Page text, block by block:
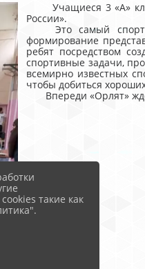
Учащиеся 3 «А»
России».
Это самый
формирование
ребят посредством
спортивные задачи,
всемирно известных
чтобы добиться
Впереди «Орлят»
такие как